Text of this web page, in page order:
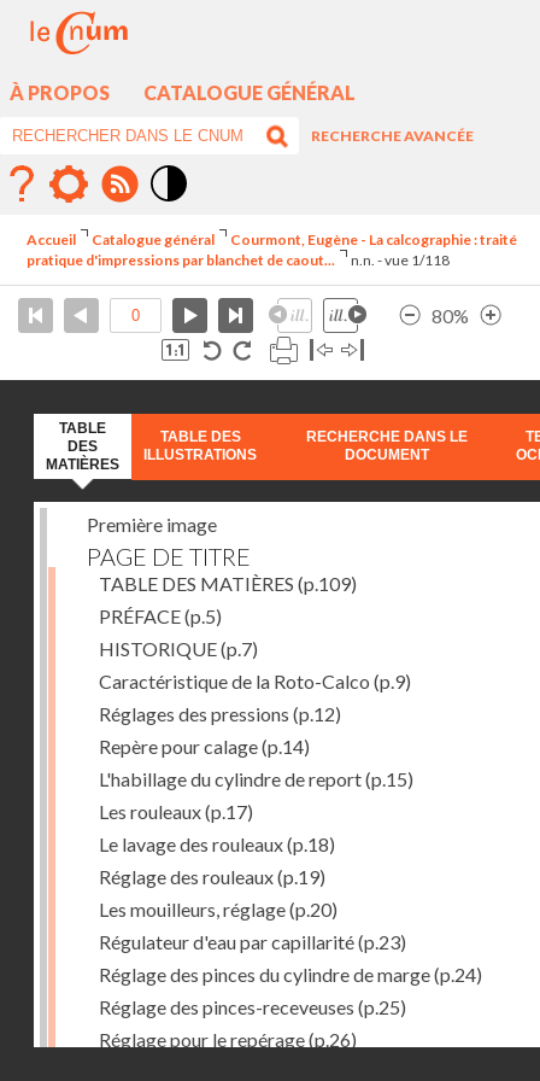
À PROPOS CATALOGUE GÉNÉRAL
RECHERCHE AVANCÉE
élévé
Accueil Catalogue général
Courmont, Eugène - La calcographie : traité
pratique d'impressions par blanchet de caout...
n.n. - vue 1/118
80%
TABLE
DES
MATIÈRES
TABLE DES
ILLUSTRATIONS
RECHERCHE DANS LE
DOCUMENT
Première image
PAGE DE TITRE
TABLE DES MATIÈRES (p.109)
PRÉFACE(p.5)
HISTORIQUE(p.7)
Caractéristique de la Roto-Calco (p.9)
Réglages des pressions (p.12)
Repère pour calage(p.14)
L'habillage du cylindre de report(p.15)
Les rouleaux(p.17)
Le lavage des rouleaux(p.18)
Réglage des rouleaux(p.19)
Les mouilleurs, réglage(p.20)
Régulateur d'eau par capillarité(p.23)
Réglage des pinces du cylindre de marge(p.24)
Réglage des pinces-receveuses (p.25)
Réglage pour le repérage(p.26)